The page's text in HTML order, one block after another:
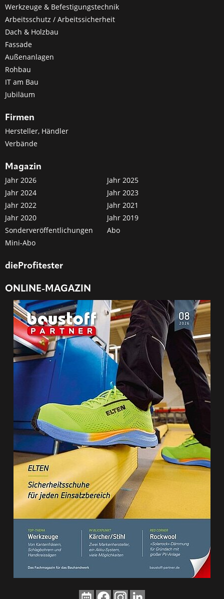
Werkzeuge & Befestigungstechnik
Arbeitsschutz / Arbeitssicherheit
Dach & Holzbau
Fassade
Außenanlagen
Rohbau
IT am Bau
Jubiläum
Firmen
Hersteller, Händler
Verbände
Magazin
Jahr 2026
Jahr 2025
Jahr 2024
Jahr 2023
Jahr 2022
Jahr 2021
Jahr 2020
Jahr 2019
Sonderveröffentlichungen
Abo
Mini-Abo
dieProfitester
ONLINE-MAGAZIN